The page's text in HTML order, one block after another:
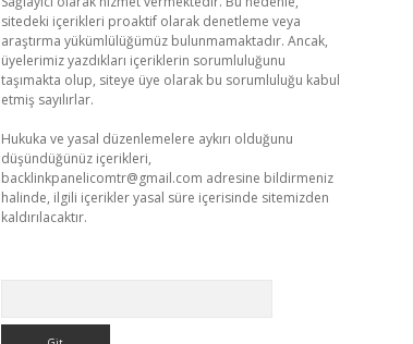
sitedeki içerikleri proaktif olarak denetleme veya
araştırma yükümlülüğümüz bulunmamaktadır. Ancak,
üyelerimiz yazdıkları içeriklerin sorumluluğunu
taşımakta olup, siteye üye olarak bu sorumluluğu kabul
etmiş sayılırlar.
Hukuka ve yasal düzenlemelere aykırı olduğunu
düşündüğünüz içerikleri,
backlinkpanelicomtr@gmail.com adresine bildirmeniz
halinde, ilgili içerikler yasal süre içerisinde sitemizden
kaldırılacaktır.